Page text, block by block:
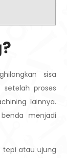
sisa
proses
lainnya.
menjadi
tepi atau ujung